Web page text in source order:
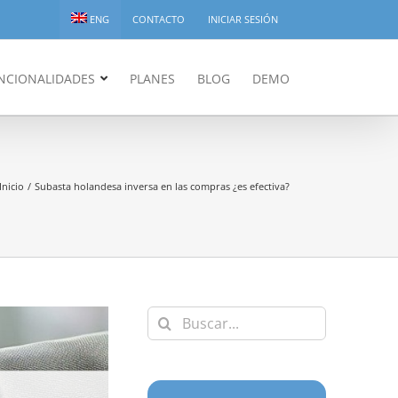
ENG CONTACTO INICIAR SESIÓN
PLANES BLOG DEMO
Inicio Subasta holandesa inversa en las compras ¿es efectiva?
Buscar: